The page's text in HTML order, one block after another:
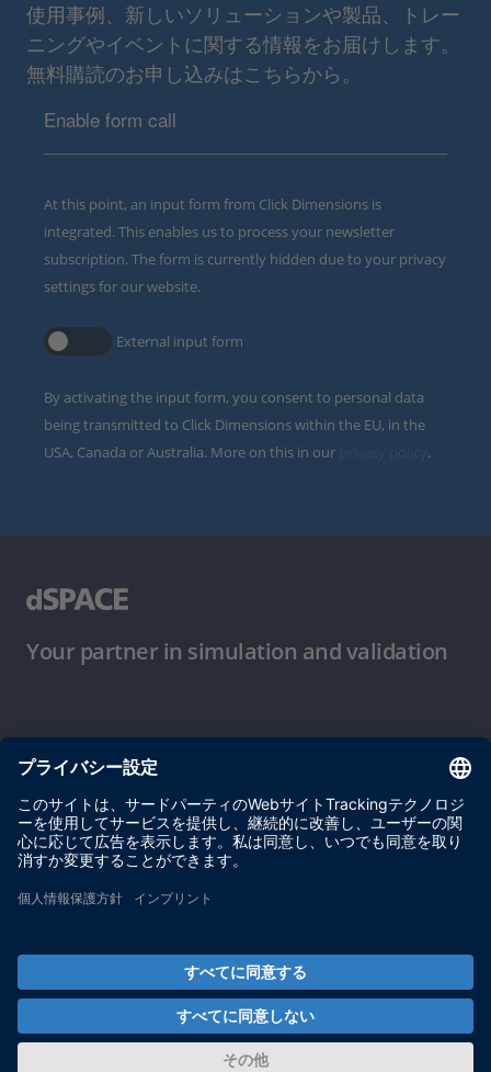
使用事例、新しいソリューションや製品、トレー
ニングやイベントに関する情報をお届けします。
無料購読のお申し込みはこちらから。
Enable form call
At this point, an input form from Click Dimensions is
integrated. This enables us to process your newsletter
subscription. The form is currently hidden due to your privacy
settings for our website.
External input form
By activating the input form, you consent to personal data
being transmitted to Click Dimensions within the EU, in the
USA, Canada or Australia. More on this in our
.
Your partner in simulation and validation
ご使用条件
プライバシーポリシー
約款
サイト運営会社情報